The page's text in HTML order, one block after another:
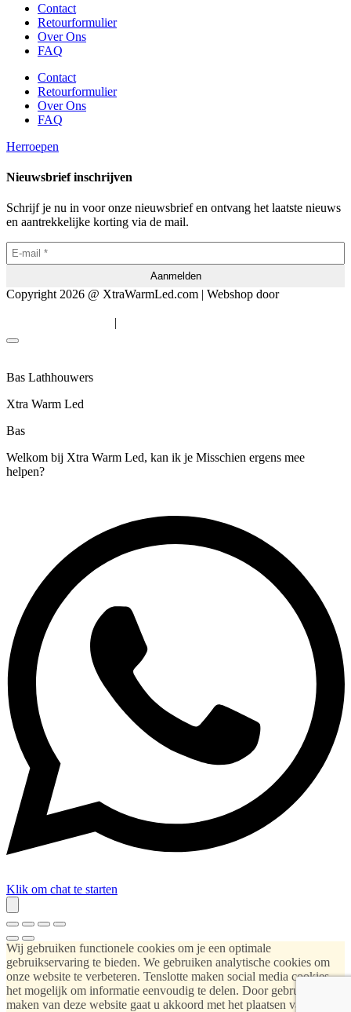
Contact
Retourformulier
Over Ons
FAQ
Contact
Retourformulier
Over Ons
FAQ
Herroepen
Nieuwsbrief inschrijven
Schrijf je nu in voor onze nieuwsbrief en ontvang het laatste nieuws
en aantrekkelijke korting via de mail.
Copyright 2026 @ XtraWarmLed.com | Webshop door
Bas Lathhouwers
Xtra Warm Led
Bas
Welkom bij Xtra Warm Led, kan ik je Misschien ergens mee
helpen?
Klik om chat te starten
Wij gebruiken functionele cookies om je een optimale
gebruikservaring te bieden. We gebruiken analytische cookies om
onze website te verbeteren. Tenslotte maken social media cookies
het mogelijk om informatie eenvoudig te delen. Door gebruik te
maken van deze website gaat u akkoord met het plaatsen van deze